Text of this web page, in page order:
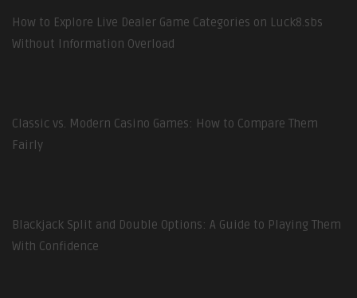
How to Explore Live Dealer Game Categories on Luck8.sbs
Without Information Overload
Classic vs. Modern Casino Games: How to Compare Them
Fairly
Blackjack Split and Double Options: A Guide to Playing Them
With Confidence